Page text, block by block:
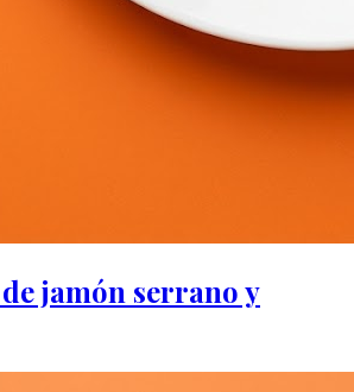
jamón serrano y